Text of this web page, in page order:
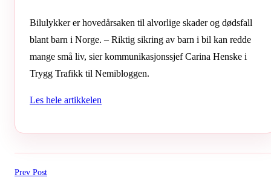
Bilulykker er hovedårsaken til alvorlige skader og dødsfall
blant barn i Norge. – Riktig sikring av barn i bil kan redde
mange små liv, sier kommunikasjonssjef Carina Henske i
Trygg Trafikk til Nemibloggen.
Les hele artikkelen
Prev Post